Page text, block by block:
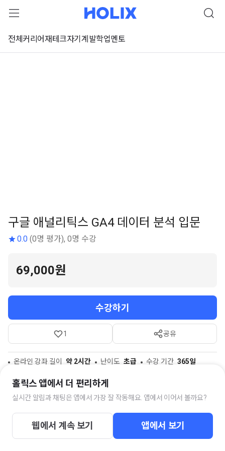
전체 커리어재테크자기계발학업멘토
좌 미리보기
구글 애널리틱스 GA4 데이터 분석 입문
0.0 (0명 평가), 0명 수강
69,000원
수강하기
1 공유
온라인 강좌 길이 약 2시간 난이도 초급 수강 기간 365일
구글 애널리틱스 GA4 데이터 분석 입문 질문답변방
홀릭스 앱에서 더 편리하게
실시간 알림과 채팅은 앱에서 가장 잘 작동해요. 앱에서 이어서 볼까요?
웹에서 계속 보기 앱에서 보기